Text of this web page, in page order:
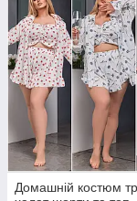
Домашній костюм